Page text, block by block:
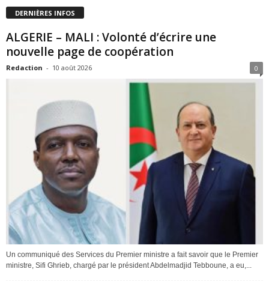
DERNIÈRES INFOS
ALGERIE – MALI : Volonté d’écrire une
nouvelle page de coopération
Redaction - 10 août 2026 0
Un communiqué des Services du Premier ministre a fait savoir que le Premier
ministre, Sifi Ghrieb, chargé par le président Abdelmadjid Tebboune, a eu,...